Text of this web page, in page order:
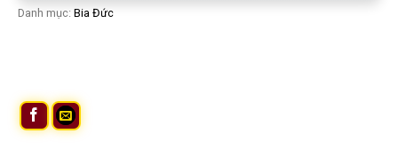
Danh mục: Bia Đức